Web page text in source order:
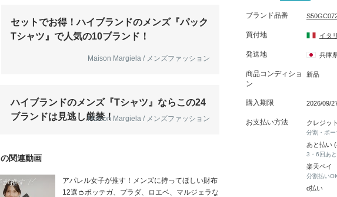
セットでお得！ハイブランドのメンズ『パック
Tシャツ』で人気の10ブランド！
Maison Margiela / メンズファッション
ハイブランドのメンズ『Tシャツ』ならこの24
ブランドは見逃し厳禁！Maison Margiela / メンズファッション
の関連動画
アパレル女子が推す！メンズに持ってほしい財布
12選👛ボッテガ、プラダ、ロエベ、マルジェラな
ブランド品番
買付地 イタ
発送地 兵庫
商品コンディショ
ン
新品
購入期限 2026/09/
お支払い方法 クレジッ
分割・ボー
あと払い
3・6回あ
楽天ペイ
分割払い
d払い